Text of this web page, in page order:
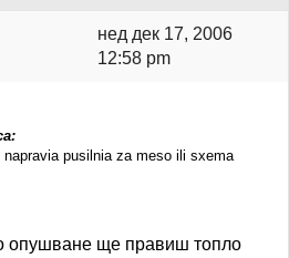
нед дек 17, 2006
12:58 pm
pusilnia za meso ili sxema
опушване ще правиш топло